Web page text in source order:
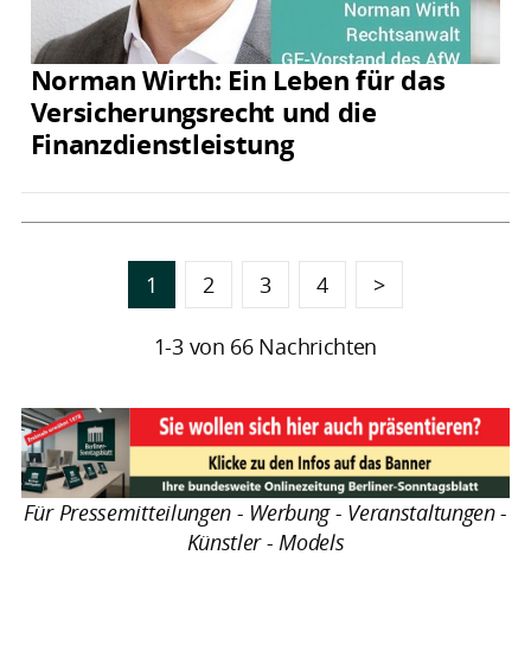
Norman Wirth: Ein Leben für das
Versicherungsrecht und die
Finanzdienstleistung
1 2 3 4 >
1-3 von 66 Nachrichten
Für Pressemitteilungen - Werbung - Veranstaltungen -
Künstler - Models